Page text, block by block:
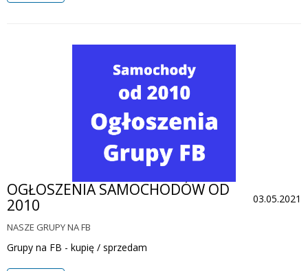
03.05.2021
OGŁOSZENIA SAMOCHODÓW OD
2010
NASZE GRUPY NA FB
Grupy na FB - kupię / sprzedam